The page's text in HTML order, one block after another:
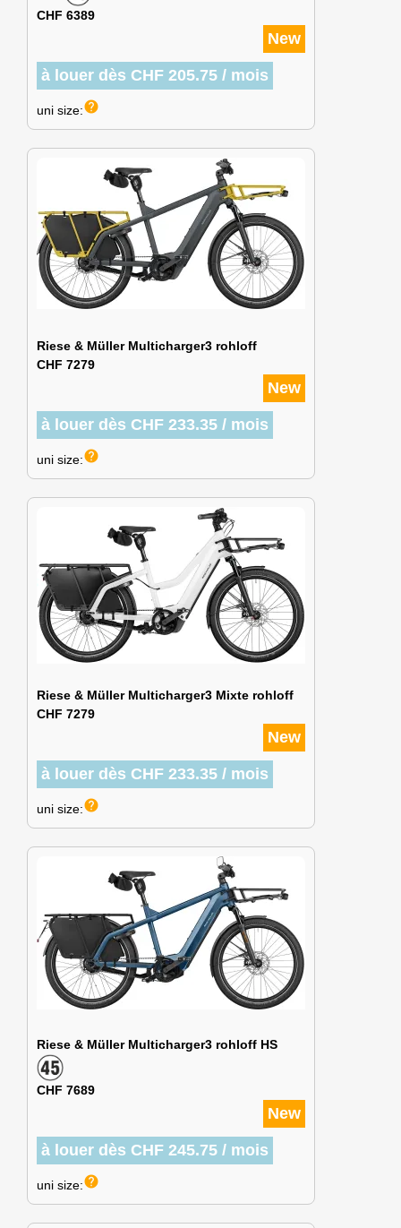
CHF 6389
New
à louer dès CHF 205.75 / mois
uni size:help
Riese & Müller Multicharger3 rohloff
CHF 7279
New
à louer dès CHF 233.35 / mois
uni size:help
Riese & Müller Multicharger3 Mixte rohloff
CHF 7279
New
à louer dès CHF 233.35 / mois
uni size:help
Riese & Müller Multicharger3 rohloff HS
CHF 7689
New
à louer dès CHF 245.75 / mois
uni size:help